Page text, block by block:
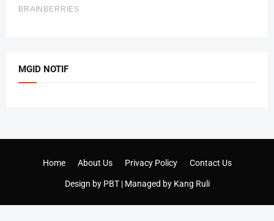
MGID NOTIF
Design by PBT| Managed by Kang Ruli
Home About Us Privacy Policy Contact Us